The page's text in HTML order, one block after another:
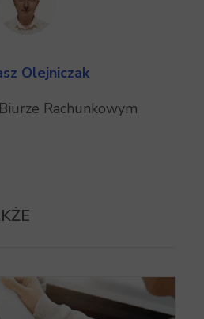
Olejniczak
Rachunkowym